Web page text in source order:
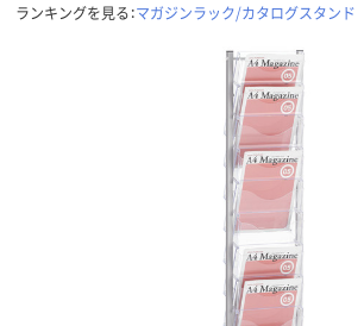
ランキングを見る：マガジンラック/カタログスタンド